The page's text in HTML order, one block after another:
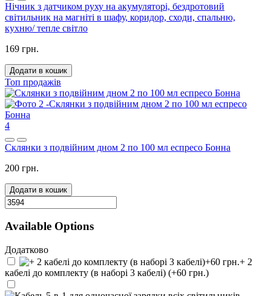
Нічник з датчиком руху на акумуляторі, бездротовий
світильник на магніті в шафу, коридор, сходи, спальню,
кухню/ тепле світло
169 грн.
Додати в кошик
Топ продажів
4
Склянки з подвійним дном 2 по 100 мл еспресо Бонна
200 грн.
Додати в кошик
Available Options
Додатково
+ 2
кабелі до комплекту (в наборі 3 кабелі) (+60 грн.)